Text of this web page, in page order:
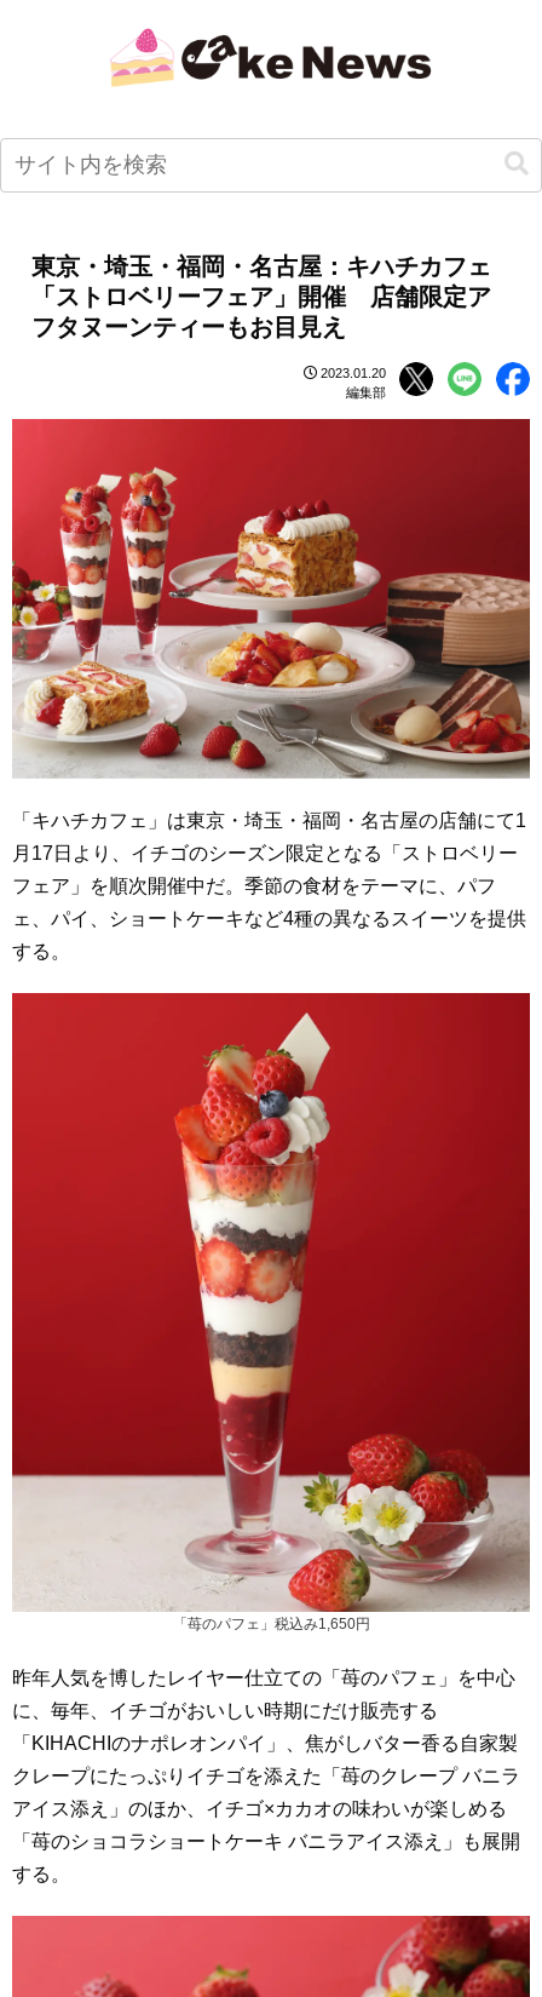
東京・埼玉・福岡・名古屋：キハチカフェ
「ストロベリーフェア」開催 店舗限定ア
フタヌーンティーもお目見え
2023.01.20
編集部
「キハチカフェ」は東京・埼玉・福岡・名古屋の店舗にて1
月17日より、イチゴのシーズン限定となる「ストロベリー
フェア」を順次開催中だ。季節の食材をテーマに、パフ
ェ、パイ、ショートケーキなど4種の異なるスイーツを提供
する。
「苺のパフェ」税込み1,650円
昨年人気を博したレイヤー仕立ての「苺のパフェ」を中心
に、毎年、イチゴがおいしい時期にだけ販売する
「KIHACHIのナポレオンパイ」、焦がしバター香る自家製
クレープにたっぷりイチゴを添えた「苺のクレープ バニラ
アイス添え」のほか、イチゴ×カカオの味わいが楽しめる
「苺のショコラショートケーキ バニラアイス添え」も展開
する。